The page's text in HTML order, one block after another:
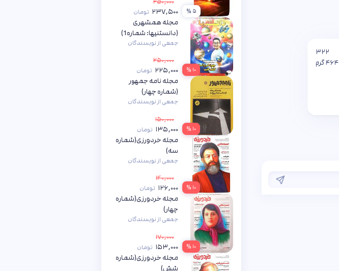
۳۲۲
۴۶۴ گرم
۵ % ۲۳۷,۵۰۰ تومان
۱۰ %
مجله همشهری
(دانستنیها: شماره1)
جمعی از نویسندگان
۲۵۰,۰۰۰
۲۲۵,۰۰۰ تومان
۱۰ %
مجله نامه جمهور
(شماره چهار)
جمعی از نویسندگان
۱۵۰,۰۰۰
۱۳۵,۰۰۰ تومان
۱۰ %
مجله خردورزی(شماره
سه)
جمعی از نویسندگان
۱۴۰,۰۰۰
۱۲۶,۰۰۰ تومان
۱۰ %
مجله خردورزی(شماره
چهار)
جمعی از نویسندگان
۱۷۰,۰۰۰
۱۵۳,۰۰۰ تومان
مجله خردورزی(شماره
شش)